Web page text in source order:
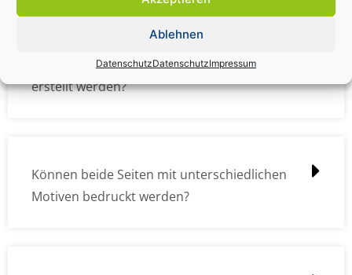
Ablehnen
DatenschutzDatenschutzImpressum
Wie müssen die Druckdateien angelegt /
erstellt werden?
Können beide Seiten mit unterschiedlichen
Motiven bedruckt werden?